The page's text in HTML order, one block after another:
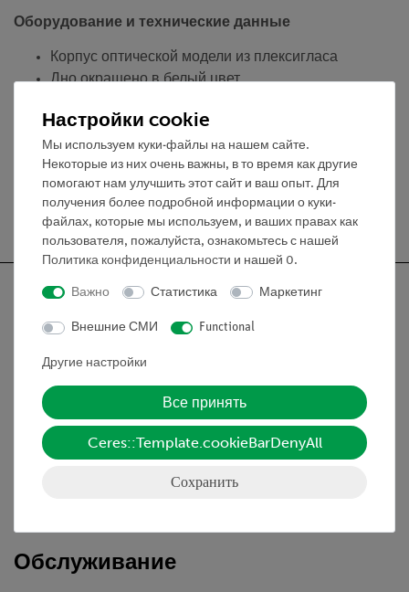
Оборудование и технические данные
Корпус оптической модели из плексигласа
Дно окрашено в белый цвет
Высота: 20 мм.
Бесплатная доставка от 300,- €
Информация
Контактное лицо
Условия сотрудничества
Обслуживание
Настройки cookie
Мы используем куки-файлы на нашем сайте.
Некоторые из них очень важны, в то время как другие
помогают нам улучшить этот сайт и ваш опыт. Для
получения более подробной информации о куки-
файлах, которые мы используем, и ваших правах как
пользователя, пожалуйста, ознакомьтесь с нашей
Политика конфиденциальности и нашей 0.
Важно Статистика Маркетинг
Внешние СМИ Functional
Другие настройки
Все принять
Ceres::Template.cookieBarDenyAll
Сохранить